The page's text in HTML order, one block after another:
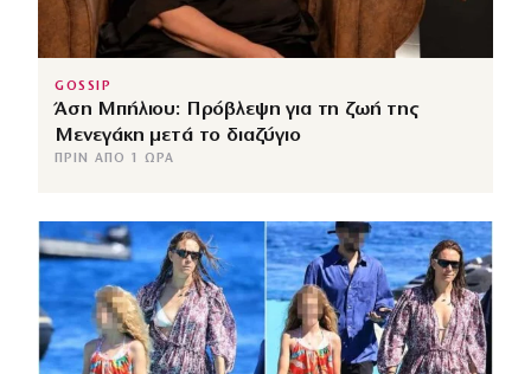
GOSSIP
Άση Μπήλιου: Πρόβλεψη για τη ζωή της
Μενεγάκη μετά το διαζύγιο
ΠΡΙΝ ΑΠΌ 1 ΏΡΑ